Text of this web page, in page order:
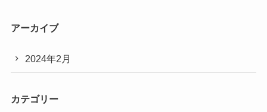
アーカイブ
2024年2月
カテゴリー